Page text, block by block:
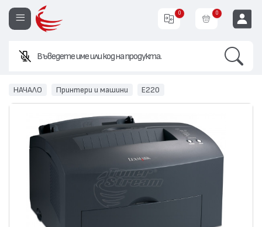
Въведете име или код на продукта.
0 0
НАЧАЛО Принтери и машини E220